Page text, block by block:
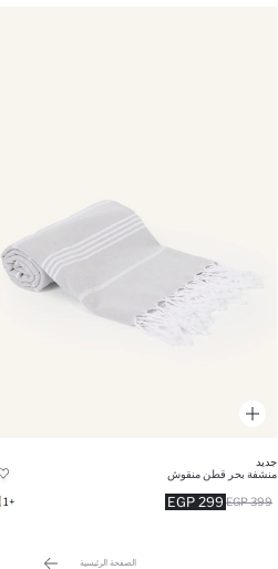
جديد
منشفة بحر قطن منقوش
299 EGP 399 EGP
+1
الصفحة الرئيسية